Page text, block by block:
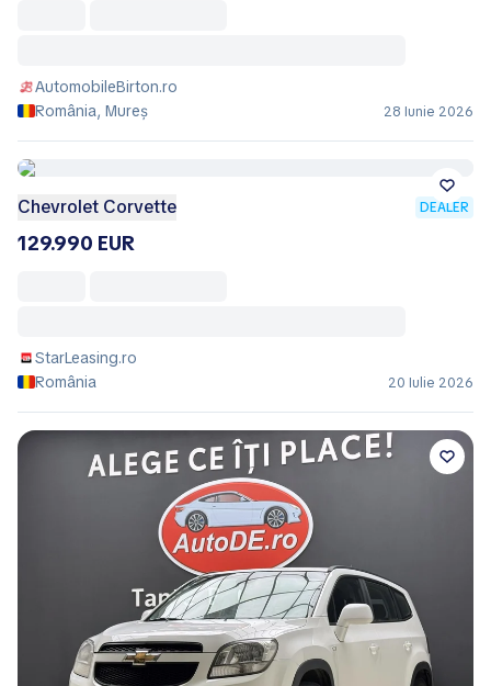
AutomobileBirton.ro
România, Mureș
28 Iunie 2026
Chevrolet Corvette DEALER
129.990 EUR
StarLeasing.ro
România
20 Iulie 2026